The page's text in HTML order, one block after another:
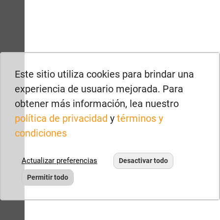
Este sitio utiliza cookies para brindar una
experiencia de usuario mejorada. Para
obtener más información, lea nuestro
política de privacidad y términos y
condiciones
Actualizar preferencias Desactivar todo
Permitir todo